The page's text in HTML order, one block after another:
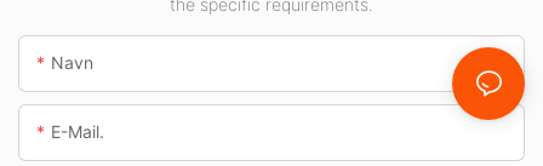
the specific requirements.
Navn
E-Mail.